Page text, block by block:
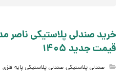
قیمت جدید 1405
صندلی پلاستیکی,صندلی پلاستیکی پایه فلزی